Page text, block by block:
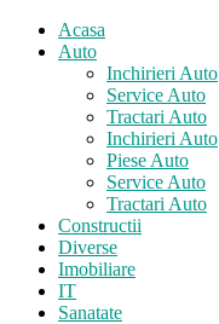
Acasa
Auto
Inchirieri Auto
Service Auto
Tractari Auto
Inchirieri Auto
Piese Auto
Service Auto
Tractari Auto
Constructii
Diverse
Imobiliare
IT
Sanatate